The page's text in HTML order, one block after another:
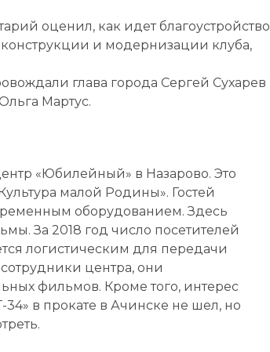
оценил, как идет благоустройство
и модернизации клуба,
глава города Сергей Сухарев
Мартус.
«Юбилейный» в Назарово. Это
малой Родины». Гостей
оборудованием. Здесь
За 2018 год число посетителей
логистическим для передачи
центра, они
фильмов. Кроме того, интерес
в прокате в Ачинске не шел, но